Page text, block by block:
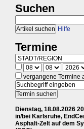
Suchen
Hilfe
Termine
vergangene Termine
Dienstag, 18.08.2026
in/bei Karlsruhe,
Asphalt-Zelt auf dem